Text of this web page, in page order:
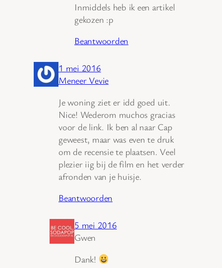
Inmiddels heb ik een artikel
gekozen :p
Beantwoorden
1 mei 2016
Meneer Vevie
Je woning ziet er idd goed uit.
Nice! Wederom muchos gracias
voor de link. Ik ben al naar Cap
geweest, maar was even te druk
om de recensie te plaatsen. Veel
plezier iig bij de film en het verder
afronden van je huisje.
Beantwoorden
5 mei 2016
Gwen
Dank!